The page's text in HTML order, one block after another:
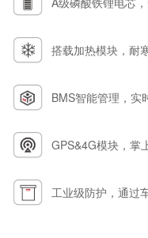
搭载加热模块，耐
BMS智能管理，实
GPS&4G模块，掌
工业级防护，通过